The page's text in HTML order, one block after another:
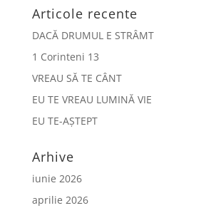
Articole recente
DACĂ DRUMUL E STRÂMT
1 Corinteni 13
VREAU SĂ TE CÂNT
EU TE VREAU LUMINĂ VIE
EU TE-AȘTEPT
Arhive
iunie 2026
aprilie 2026